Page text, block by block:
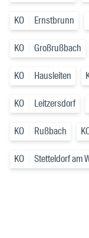
KO Ernstbrunn
KO Großrußbach
KO Hausleiten
KO Leitzersdorf
KO Rußbach
KO Stetteldorf am